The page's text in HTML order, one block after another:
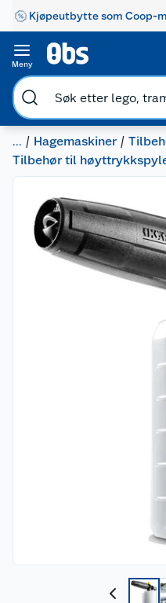
Kjøpeutbytte som Coop-
Meny
... Hagemaskiner
Tilbehør til